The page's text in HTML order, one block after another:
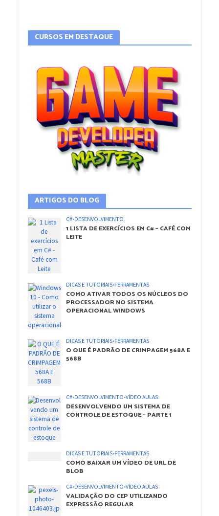
CURSOS EM DESTAQUE
ARTIGOS DO BLOG
C#•DESENVOLVIMENTO
1 LISTA DE EXERCÍCIOS EM C# – CAFÉ COM
LEITE
DICAS E TUTORIAIS•FERRAMENTAS
COMO ATIVAR TODOS OS NÚCLEOS DO
PROCESSADOR NO SISTEMA
OPERACIONAL WINDOWS
DICAS E TUTORIAIS•FERRAMENTAS
O QUE É PADRÃO DE CRIMPAGEM 568A E
568B
C#•DESENVOLVIMENTO•VÍDEO AULAS
DESENVOLVENDO UM SISTEMA DE
CONTROLE DE ESTOQUE – PARTE 1
DICAS E TUTORIAIS•FERRAMENTAS
COMO BAIXAR UM VÍDEO DE URL DE
BLOB
C#•DESENVOLVIMENTO•VÍDEO AULAS
VALIDAÇÃO DO CEP UTILIZANDO
EXPRESSÃO REGULAR